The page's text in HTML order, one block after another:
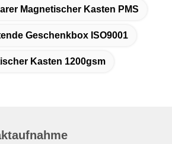
Magnetischer Kasten PMS
Geschenkbox ISO9001
Kasten 1200gsm